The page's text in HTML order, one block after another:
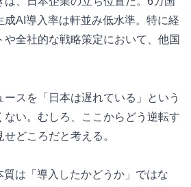
成AI導入率は軒並み低水準。特に経
全社的な戦略策定において、他国
ースを「日本は遅れている」という
ない。むしろ、ここからどう逆転す
どころだと考える。
は「導入したかどうか」ではな